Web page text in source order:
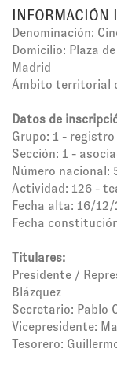
Denominación:
Domicilio: Plaza
Madrid
Ámbito territorial
Datos de
Grupo: 1 - registro
Sección: 1 -
Número nacional:
Actividad: 126 -
Fecha alta: 16/
Fecha
Titulares:
Presidente /
Blázquez
Secretario: Pablo
Vicepresidente:
Tesorero: